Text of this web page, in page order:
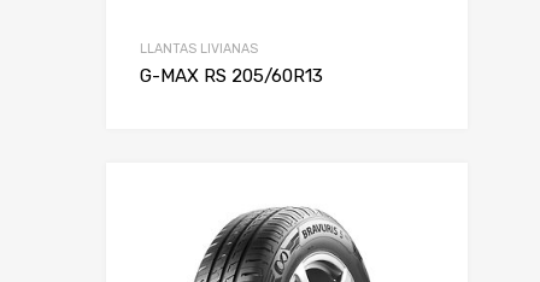
LLANTAS LIVIANAS
G-MAX RS 205/60R13